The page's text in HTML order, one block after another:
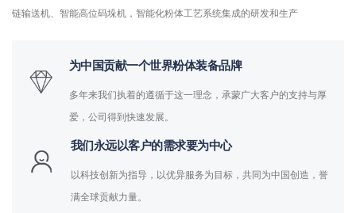
链输送机、智能高位码垛机，智能化粉体工艺系统集成的研发和生产
为中国贡献一个世界粉体装备品牌
多年来我们执着的遵循于这一理念，承蒙广大客户的支持与厚
爱，公司得到快速发展。
我们永远以客户的需求要为中心
以科技创新为指导，以优异服务为目标，共同为中国创造，誉
满全球贡献力量。